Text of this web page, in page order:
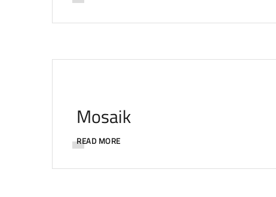
Mosaik
READ MORE